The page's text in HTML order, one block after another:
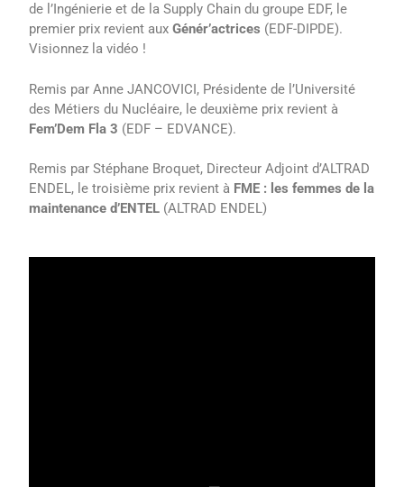
de l’Ingénierie et de la Supply Chain du groupe EDF, le
premier prix revient auxGénér’actrices (EDF-DIPDE).
Visionnez la vidéo !
Remis par Anne JANCOVICI, Présidente de l’Université
des Métiers du Nucléaire, le deuxième prix revient à
Fem’Dem Fla 3 (EDF – EDVANCE).
Remis par Stéphane Broquet, Directeur Adjoint d’ALTRAD
ENDEL, le troisième prix revient à FME : les femmes de la
maintenance d’ENTEL (ALTRAD ENDEL)